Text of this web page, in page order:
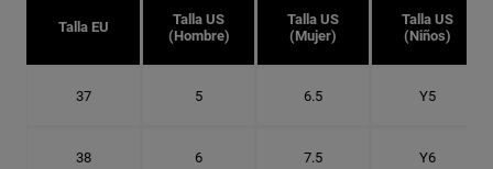
Talla EU
Talla US
(Hombre)
Talla US
(Mujer)
Talla US
(Niños)
37 5 6.5 Y5
38 6 7.5 Y6